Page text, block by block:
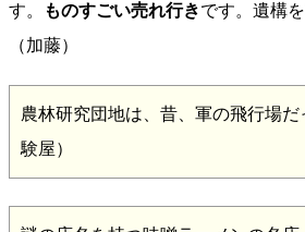
す。
ものすごい売れ行きです。遺構
（加藤）
農林研究団地は、昔、軍の飛行場
験屋）